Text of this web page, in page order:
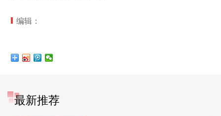
编辑：
最新推荐